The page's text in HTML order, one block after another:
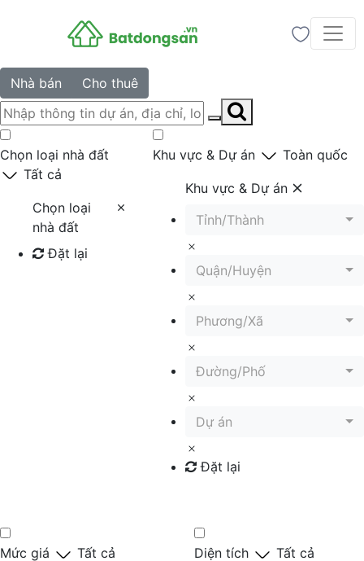
Nhà bán Cho thuê
Chọn loại nhà đất
Tất cả
Chọn loại
nhà đất
Đặt lại
Khu vực & Dự án Toàn quốc
Khu vực & Dự án
Tỉnh/Thành
Quận/Huyện
Phương/Xã
Đường/Phố
Dự án
Đặt lại
Mức giá Tất cả Diện tích Tất cả